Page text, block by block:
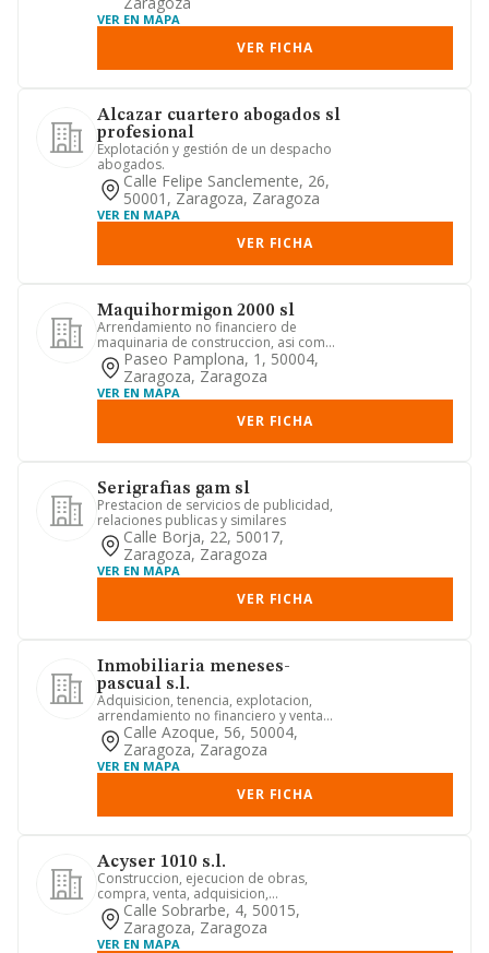
VER EN MAPA
VER FICHA
Alcazar cuartero abogados sl
profesional
Explotación y gestión de un despacho
abogados.
Calle Felipe Sanclemente, 26,
50001, Zaragoza, Zaragoza
VER EN MAPA
VER FICHA
Maquihormigon 2000 sl
Arrendamiento no financiero de
maquinaria de construccion, asi como
la realizacion y construccion d...
Paseo Pamplona, 1, 50004,
Zaragoza, Zaragoza
VER EN MAPA
VER FICHA
Serigrafias gam sl
Prestacion de servicios de publicidad,
relaciones publicas y similares
Calle Borja, 22, 50017,
Zaragoza, Zaragoza
VER EN MAPA
VER FICHA
Inmobiliaria meneses-
pascual s.l.
Adquisicion, tenencia, explotacion,
arrendamiento no financiero y venta
de toda clase de bienes inm...
Calle Azoque, 56, 50004,
Zaragoza, Zaragoza
VER EN MAPA
VER FICHA
Acyser 1010 s.l.
Construccion, ejecucion de obras,
compra, venta, adquisicion,
enajenacion, promocion y explotacion
...
Calle Sobrarbe, 4, 50015,
Zaragoza, Zaragoza
VER EN MAPA